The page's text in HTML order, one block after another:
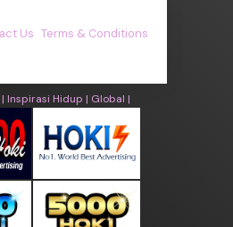
Us Terms & Conditions
Inspirasi Hidup | Global |